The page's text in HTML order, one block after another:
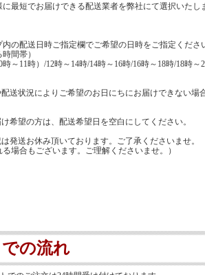
に最短でお届けできる配送業者を弊社にて選択いたし
内の配送日時ご指定欄でご希望の日時をご指定くださ
間帯）
時～11時）/12時～14時/14時～16時/16時～18時/18時～
送状況によりご希望のお日にちにお届けできない場
希望の方は、配送希望日を空白にしてください。
発送お休み頂いております。ご了承くださいませ。
る場合もございます。ご理解くださいませ。）
の流れ